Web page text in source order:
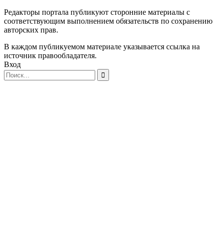
Редакторы портала публикуют сторонние материалы с
соответствующим выполнением обязательств по сохранению
авторских прав.
В каждом публикуемом материале указывается ссылка на
источник правообладателя.
Вход